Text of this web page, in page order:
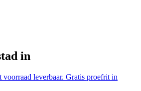
in
leverbaar. Gratis proefrit in